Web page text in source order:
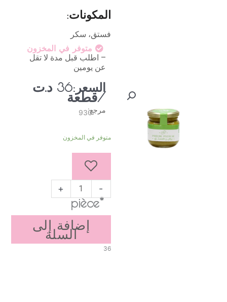
المكونات:
فستق، سكر
متوفر في المخزون
– اطلب قبل مدة لا تقل
عن يومين
السعر:36 د.ت
/قطعة
مرجع:930
متوفر في المخزون
إضافة إلى
السلة